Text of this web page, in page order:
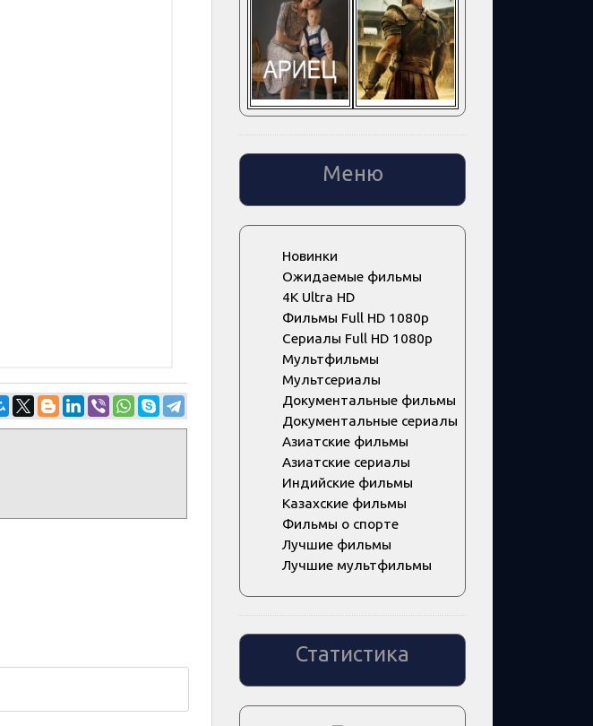
Меню
Новинки
Ожидаемые фильмы
4K Ultra HD
Фильмы Full HD 1080p
Сериалы Full HD 1080p
Мультфильмы
Мультсериалы
Документальные фильмы
Документальные сериалы
Азиатские фильмы
Азиатские сериалы
Индийские фильмы
Казахские фильмы
Фильмы о спорте
Лучшие фильмы
Лучшие мультфильмы
Статистика